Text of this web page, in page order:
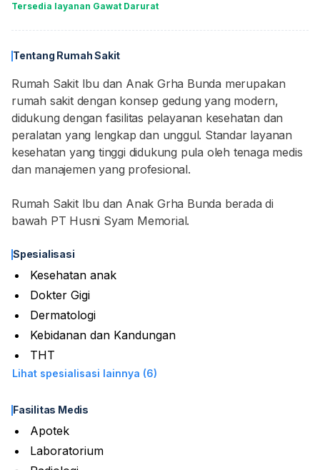
Tersedia layanan Gawat Darurat
Tentang Rumah Sakit
Rumah Sakit Ibu dan Anak Grha Bunda merupakan
rumah sakit dengan konsep gedung yang modern,
didukung dengan fasilitas pelayanan kesehatan dan
peralatan yang lengkap dan unggul. Standar layanan
kesehatan yang tinggi didukung pula oleh tenaga medis
dan manajemen yang profesional.
Rumah Sakit Ibu dan Anak Grha Bunda berada di
bawah PT Husni Syam Memorial.
Spesialisasi
Kesehatan anak
Dokter Gigi
Dermatologi
Kebidanan dan Kandungan
THT
Lihat spesialisasi lainnya (6)
Fasilitas Medis
Apotek
Laboratorium